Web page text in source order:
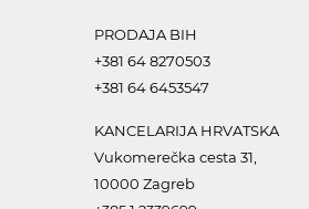
PRODAJA BIH
+381 64 8270503
+381 64 6453547
KANCELARIJA HRVATSKA
Vukomerečka cesta 31,
10000 Zagreb